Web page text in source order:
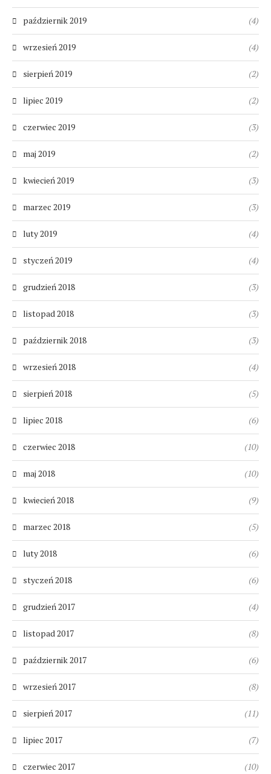
październik 2019 (4)
wrzesień 2019 (4)
sierpień 2019 (2)
lipiec 2019 (2)
czerwiec 2019 (3)
maj 2019 (2)
kwiecień 2019 (3)
marzec 2019 (3)
luty 2019 (4)
styczeń 2019 (4)
grudzień 2018 (3)
listopad 2018 (3)
październik 2018 (3)
wrzesień 2018 (4)
sierpień 2018 (5)
lipiec 2018 (6)
czerwiec 2018 (10)
maj 2018 (10)
kwiecień 2018 (9)
marzec 2018 (5)
luty 2018 (6)
styczeń 2018 (6)
grudzień 2017 (4)
listopad 2017 (8)
październik 2017 (6)
wrzesień 2017 (8)
sierpień 2017 (11)
lipiec 2017 (7)
czerwiec 2017 (10)